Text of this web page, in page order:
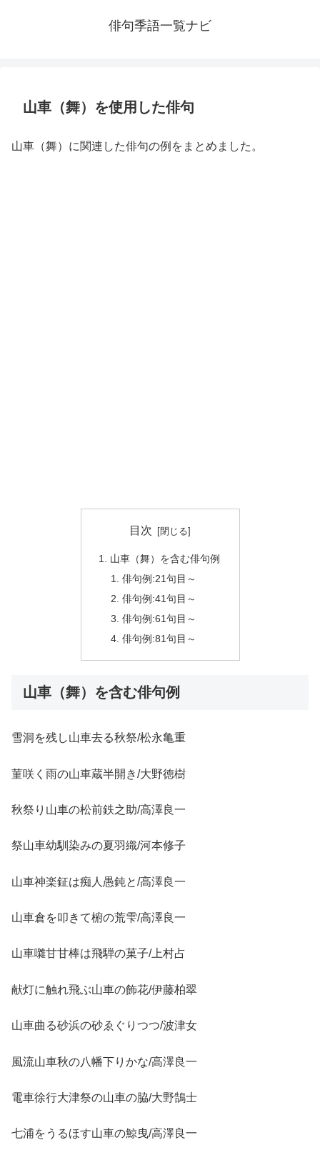
俳句季語一覧ナビ
山車（舞）を使用した俳句
山車（舞）に関連した俳句の例をまとめました。
目次
山車（舞）を含む俳句例
俳句例:21句目～
俳句例:41句目～
俳句例:61句目～
俳句例:81句目～
山車（舞）を含む俳句例
雪洞を残し山車去る秋祭/松永亀重
菫咲く雨の山車蔵半開き/大野徳樹
秋祭り山車の松前鉄之助/高澤良一
祭山車幼馴染みの夏羽織/河本修子
山車神楽鉦は痴人愚鈍と/高澤良一
山車倉を叩きて椨の荒雫/高澤良一
山車囃甘甘棒は飛騨の菓子/上村占
献灯に触れ飛ぶ山車の飾花/伊藤柏翠
山車曲る砂浜の砂ゑぐりつつ/波津女
風流山車秋の八幡下りかな/高澤良一
電車徐行大津祭の山車の脇/大野鵠士
七浦をうるほす山車の鯨曳/高澤良一